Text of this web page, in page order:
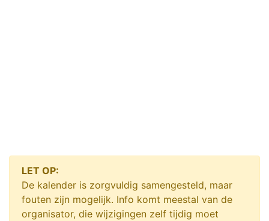
LET OP:
De kalender is zorgvuldig samengesteld, maar
fouten zijn mogelijk. Info komt meestal van de
organisator, die wijzigingen zelf tijdig moet